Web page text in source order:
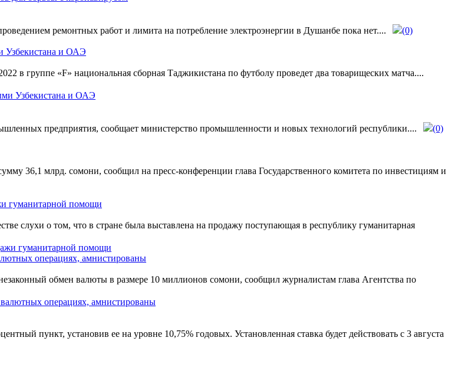
ремонтных работ и лимита на потребление электроэнергии в Душанбе пока нет....
(0)
Узбекистана и ОАЭ
в группе «F» национальная сборная Таджикистана по футболу проведет два товарищеских матча....
предприятия, сообщает министерство промышленности и новых технологий республики....
(0)
36,1 млрд. сомони, сообщил на пресс-конференции глава Государственного комитета по инвестициям и
гуманитарной помощи
слухи о том, что в стране была выставлена на продажу поступающая в республику гуманитарная
операциях, амнистированы
обмен валюты в размере 10 миллионов сомони, сообщил журналистам глава Агентства по
пункт, установив ее на уровне 10,75% годовых. Установленная ставка будет действовать с 3 августа